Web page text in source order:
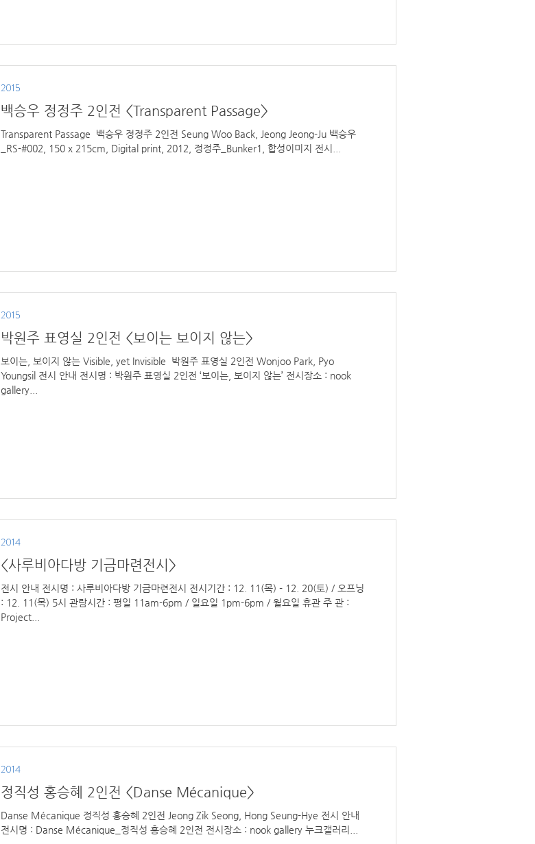
백승우 정정주 2인전 <Transparent Passage>
Transparent Passage ​ 백승우 정정주 2인전 Seung Woo Back, Jeong Jeong-Ju 백승우
_RS-#002, 150 x 215cm, Digital print, 2012, 정정주_Bunker1, 합성이미지 전시...
2015
박원주 표영실 2인전 <보이는 보이지 않는>
보이는, 보이지 않는 Visible, yet Invisible ​ 박원주 표영실 2인전 Wonjoo Park, Pyo
Youngsil 전시 안내 전시명 : 박원주 표영실 2인전 ‘보이는, 보이지 않는’ 전시장소 : nook
gallery...
2015
<사루비아다방 기금마련전시>
전시 안내 전시명 : 사루비아다방 기금마련전시 전시기간 : 12. 11(목) - 12. 20(토) / 오프닝
: 12. 11(목) 5시 관람시간 : 평일 11am-6pm / 일요일 1pm-6pm / 월요일 휴관 주 관 :
Project...
2014
정직성 홍승혜 2인전 <Danse Mécanique>
Danse Mécanique 정직성 홍승혜 2인전 Jeong Zik Seong, Hong Seung-Hye 전시 안내 ​
전시명 : Danse Mécanique_정직성 홍승혜 2인전 전시장소 : nook gallery 누크갤러리...
2014